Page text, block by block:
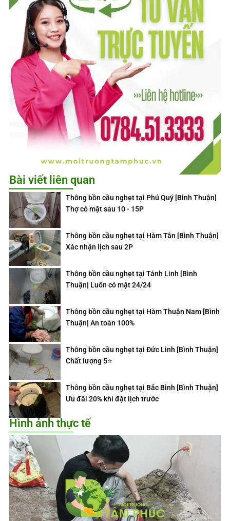
Bài viết liên quan
Thông bồn cầu nghẹt tại Phú Quý [Bình Thuận]
Thợ có mặt sau 10 - 15P
Thông bồn cầu nghẹt tại Hàm Tân [Bình Thuận]
Xác nhận lịch sau 2P
Thông bồn cầu nghẹt tại Tánh Linh [Bình
Thuận] Luôn có mặt 24/24
Thông bồn cầu nghẹt tại Hàm Thuận Nam [Bình
Thuận] An toàn 100%
Thông bồn cầu nghẹt tại Đức Linh [Bình Thuận]
Chất lượng 5⭐️
Thông bồn cầu nghẹt tại Bắc Bình [Bình Thuận]
Ưu đãi 20% khi đặt lịch trước
Hình ảnh thực tế